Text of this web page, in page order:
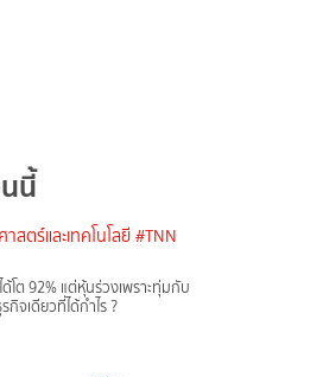
นี้
สตร์และเทคโนโลยี #TNN
ด้โต 92% แต่หุ้นร่วงเพราะทุ่มกับ
กิจเดียวที่ได้กำไร ?